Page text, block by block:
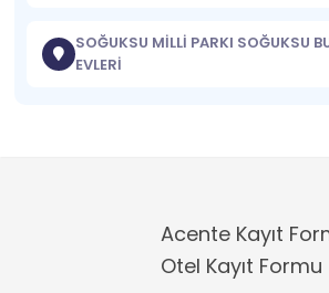
SOĞUKSU MİLLİ PARKI SOĞUKSU
EVLERİ
Acente Kayıt
Otel Kayıt Formu